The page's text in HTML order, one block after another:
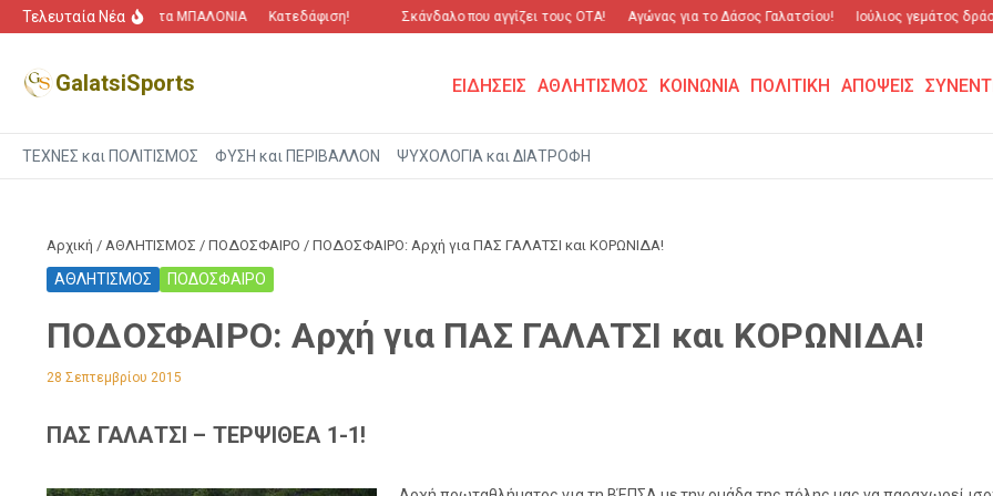
Μετάβαση στο περιεχόμενο
Τελευταία Νέα
“Πόλεμος” για τα ΜΠΑΛΟΝΙΑ Κατεδάφιση! Σκάνδαλο που αγγίζει τους ΟΤΑ! Αγώνας για το Δάσος Γαλατσίου! Ιούλιος γεμάτος
GalatsiSports ΕΙΔΗΣΕΙΣ ΑΘΛΗΤΙΣΜΟΣ ΚΟΙΝΩΝΙΑ ΠΟΛΙΤΙΚΗ ΑΠΟΨΕΙΣ
ΤΕΧΝΕΣ και ΠΟΛΙΤΙΣΜΟΣ ΦΥΣΗ και ΠΕΡΙΒΑΛΛΟΝ ΨΥΧΟΛΟΓΙΑ και ΔΙΑΤΡΟΦΗ
Αρχική / ΑΘΛΗΤΙΣΜΟΣ / ΠΟΔΟΣΦΑΙΡΟ / ΠΟΔΟΣΦΑΙΡΟ: Αρχή για ΠΑΣ ΓΑΛΑΤΣΙ και ΚΟΡΩΝΙΔΑ!
ΑΘΛΗΤΙΣΜΟΣ ΠΟΔΟΣΦΑΙΡΟ
ΠΟΔΟΣΦΑΙΡΟ: Αρχή για ΠΑΣ ΓΑΛΑΤΣΙ και ΚΟΡΩΝΙΔΑ!
28 Σεπτεμβρίου 2015
ΠΑΣ ΓΑΛΑΤΣΙ – ΤΕΡΨΙΘΕΑ 1-1!